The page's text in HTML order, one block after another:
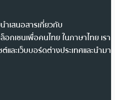
เสนอสารเกี่ยวกับ
กเชนเพื่อคนไทย ในภาษาไทย เรา
ละเว็บบอร์ดต่างประเทศและนำมา